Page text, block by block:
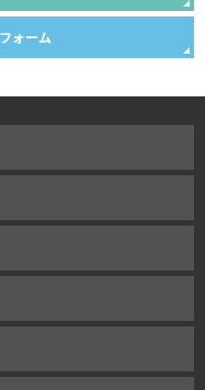
ォーム